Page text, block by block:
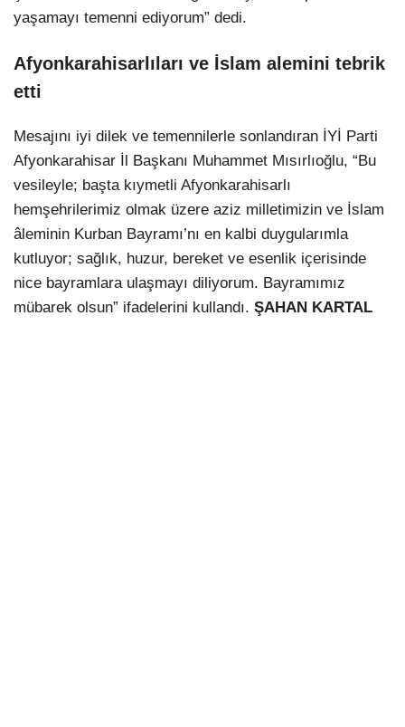
yaşamayı temenni ediyorum” dedi.
Afyonkarahisarlıları ve İslam alemini tebrik
etti
Mesajını iyi dilek ve temennilerle sonlandıran İYİ Parti
Afyonkarahisar İl Başkanı Muhammet Mısırlıoğlu, “Bu
vesileyle; başta kıymetli Afyonkarahisarlı
hemşehrilerimiz olmak üzere aziz milletimizin ve İslam
âleminin Kurban Bayramı’nı en kalbi duygularımla
kutluyor; sağlık, huzur, bereket ve esenlik içerisinde
nice bayramlara ulaşmayı diliyorum. Bayramımız
mübarek olsun” ifadelerini kullandı. ŞAHAN KARTAL